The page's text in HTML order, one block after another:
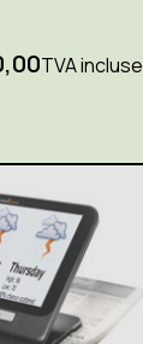
TVA incluse